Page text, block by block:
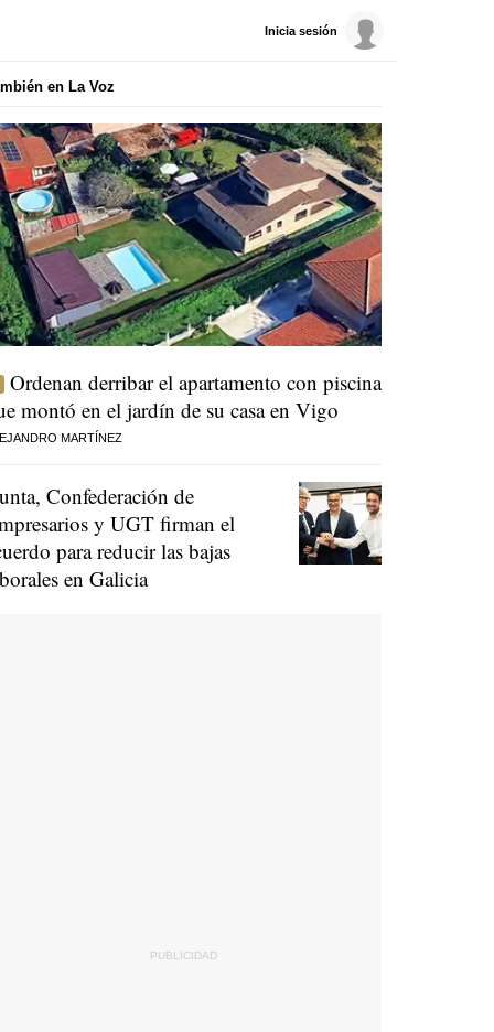
Inicia sesión
en La Voz
Ordenan derribar el apartamento con piscina
montó en el jardín de su casa en Vigo
MARTÍNEZ
Confederación de
y UGT firman el
para reducir las bajas
en Galicia